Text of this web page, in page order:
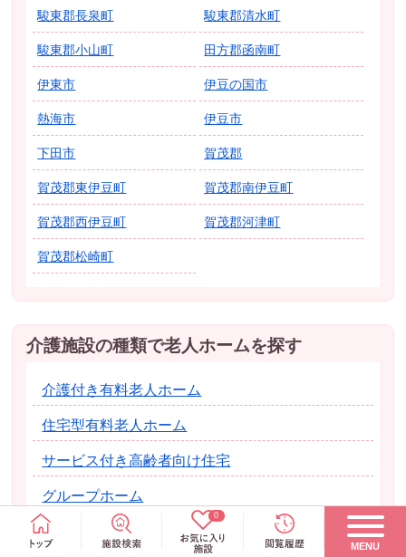
0
MENU
駿東郡長泉町 駿東郡清水町
駿東郡小山町 田方郡函南町
伊東市 伊豆の国市
熱海市 伊豆市
下田市 賀茂郡
賀茂郡東伊豆町 賀茂郡南伊豆町
賀茂郡西伊豆町 賀茂郡河津町
賀茂郡松崎町
介護施設の種類で老人ホームを探す
介護付き有料老人ホーム
住宅型有料老人ホーム
サービス付き高齢者向け住宅
グループホーム